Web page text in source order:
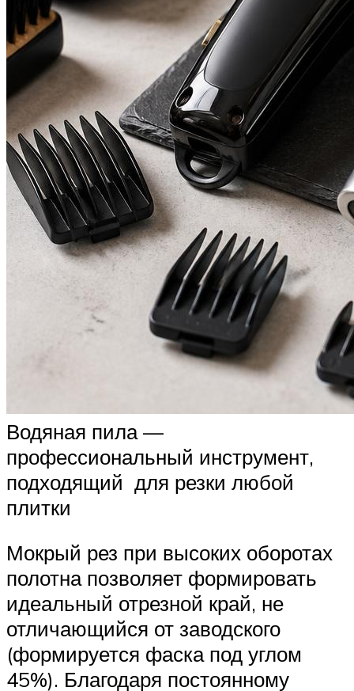
Водяная пила —
профессиональный инструмент,
подходящий для резки любой
плитки
Мокрый рез при высоких оборотах
полотна позволяет формировать
идеальный отрезной край, не
отличающийся от заводского
(формируется фаска под углом
45%). Благодаря постоянному